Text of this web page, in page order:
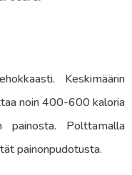
Keskimäärin
noin 400-600 kaloria
painosta. Polttamalla
painonpudotusta.